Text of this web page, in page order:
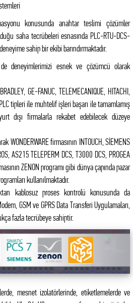
konusunda anahtar teslimi çözümler
saha tecrübeleri esnasında PLC-RTU-DCS-
sahip bir ekibi barındırmaktadır.
deneyimlerimizi esnek ve çözümcü olarak
GE-FANUC, TELEMECANIQUE, HITACHI,
tipleri ile muhtelif işleri başarı ile tamamlamış
dışı firmalarla rekabet edebilecek düzeye
WONDERWARE firmasının INTOUCH, SİEMENS
AS215 TELEPERM DCS, T3000 DCS, PROGEA
ZENON programı gibi dünya çapında pazar
kullanılmaktadır.
kablosuz proses kontrolü konusunda da
GSM ve GPRS Data Transferi Uygulamaları,
fazla tecrübeye sahiptir.
mesnet izolatörlerinde, etiketlemelerde ve